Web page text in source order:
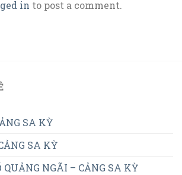
in to post a comment.
SA KỲ
SA KỲ
NGÃI – CẢNG SA KỲ